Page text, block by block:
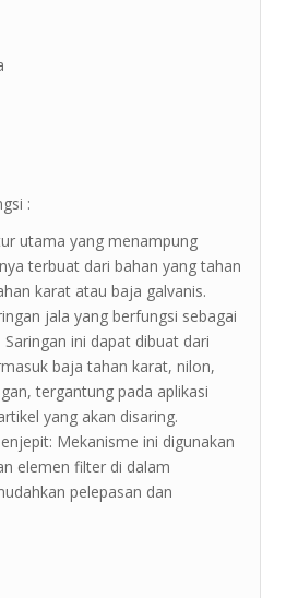
:
utama yang menampung
terbuat dari bahan yang tahan
karat atau baja galvanis.
jala yang berfungsi sebagai
ini dapat dibuat dari
baja tahan karat, nilon,
tergantung pada aplikasi
yang akan disaring.
Mekanisme ini digunakan
elemen filter di dalam
pelepasan dan